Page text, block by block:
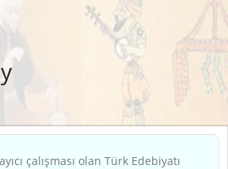
çalışması olan Türk Edebiyatı